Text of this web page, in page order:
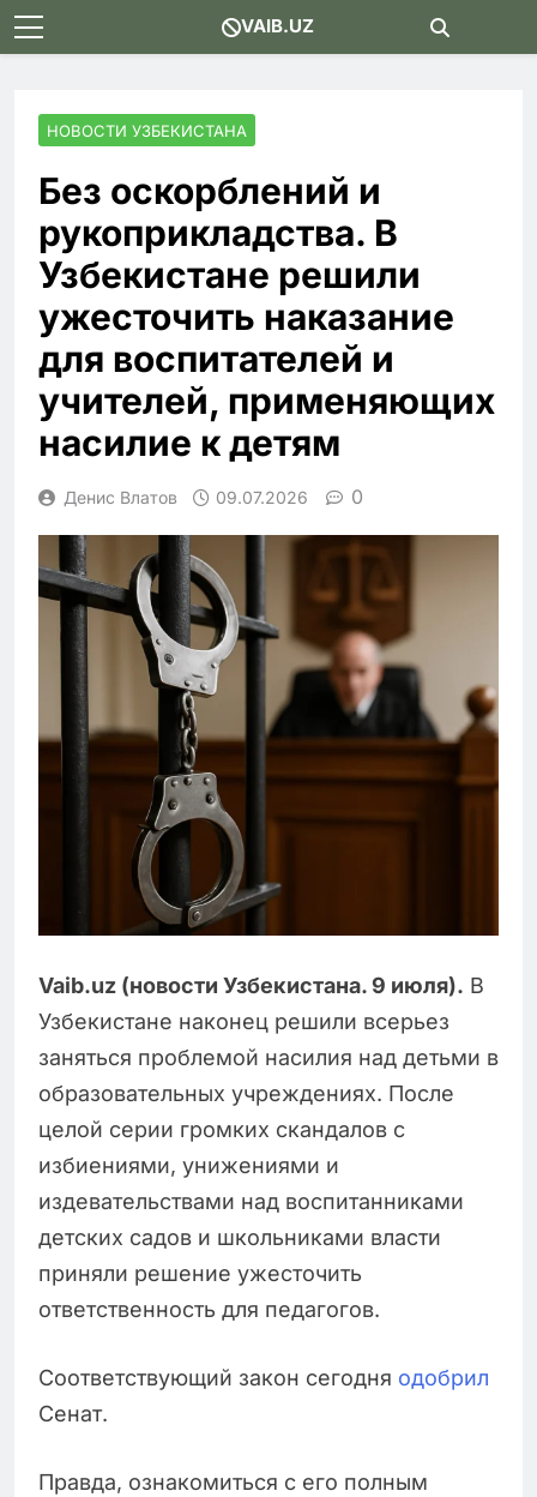
Skip
to
VAIB.UZ
НОВОСТИ УЗБЕКИСТАНА
Без оскорблений и
рукоприкладства. В
Узбекистане решили
ужесточить наказание
для воспитателей и
учителей, применяющих
насилие к детям
Денис Влатов 09.07.2026 0
Vaib.uz (новости Узбекистана. 9 июля). В
Узбекистане наконец решили всерьез
заняться проблемой насилия над детьми в
образовательных учреждениях. После
целой серии громких скандалов с
избиениями, унижениями и
издевательствами над воспитанниками
детских садов и школьниками власти
приняли решение ужесточить
ответственность для педагогов.
Соответствующий закон сегодня одобрил
Сенат.
Правда, ознакомиться с его полным